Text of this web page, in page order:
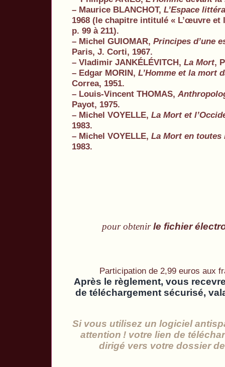
– Maurice BLANCHOT, L’Espace
1968 (le chapitre intitulé « L’œuvre et
p. 99 à 211).
– Michel GUIOMAR, Principes d’une
Paris, J. Corti, 1967.
– Vladimir JANKÉLÉVITCH, La Mort,
– Edgar MORIN, L’Homme et la mort
Correa, 1951.
– Louis-Vincent THOMAS,
Payot, 1975.
– Michel VOYELLE, La Mort et
1983.
– Michel VOYELLE, La Mort en toutes
1983.
pour obtenirle fichier
Participation de 2,99 euros aux
Après le règlement, vous
de téléchargement sécurisé,
Si vous utilisez un logiciel
attention ! votre lien de
dirigé vers votre dossier